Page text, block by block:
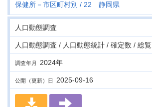
保健所－市区町村別
22 静岡県
人口動態調査
人口動態調査 / 人口動態統計 / 確定数 / 総覧
調査年月 2024年
公開（更新）日 2025-09-16